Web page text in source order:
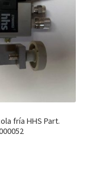
fría HHS Part.